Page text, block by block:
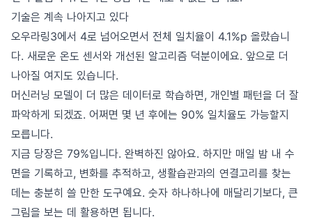
기술은 계속 나아지고 있다
오우라링3에서 4로 넘어오면서 전체 일치율이 4.1%p 올랐습니
다. 새로운 온도 센서와 개선된 알고리즘 덕분이에요. 앞으로 더
나아질 여지도 있습니다.
머신러닝 모델이 더 많은 데이터로 학습하면, 개인별 패턴을 더 잘
파악하게 되겠죠. 어쩌면 몇 년 후에는 90% 일치율도 가능할지
모릅니다.
지금 당장은 79%입니다. 완벽하진 않아요. 하지만 매일 밤 내 수
면을 기록하고, 변화를 추적하고, 생활습관과의 연결고리를 찾는
데는 충분히 쓸 만한 도구예요. 숫자 하나하나에 매달리기보다, 큰
그림을 보는 데 활용하면 됩니다.